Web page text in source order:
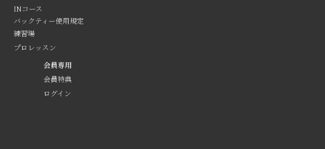
INコース
バックティー使用規定
練習場
プロレッスン
会員専用
会員特典
ログイン